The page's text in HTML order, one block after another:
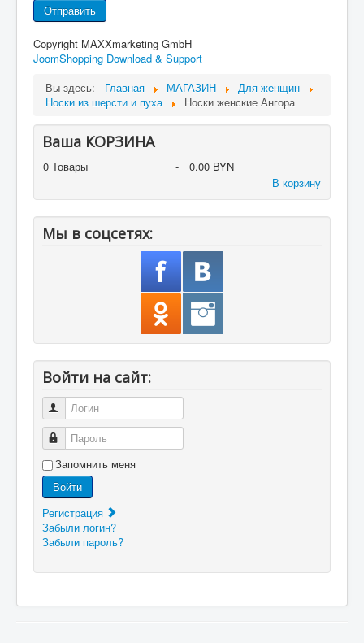
Copyright MAXXmarketing GmbH
JoomShopping Download & Support
Вы здесь:
Главная МАГАЗИН
Для женщин
Носки из шерсти и пуха
Носки женские Ангора
Ваша КОРЗИНА
0 Товары -
0.00 BYN
В корзину
Мы в соцсетях:
Войти на сайт:
Логин
Пароль
Запомнить меня
Войти
Регистрация
Забыли логин?
Забыли пароль?